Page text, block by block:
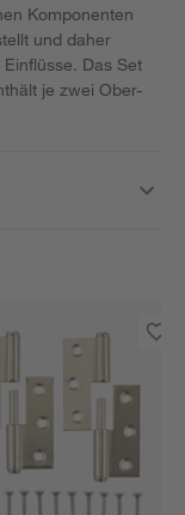
Komponenten
und daher
Das Set
je zwei Ober-